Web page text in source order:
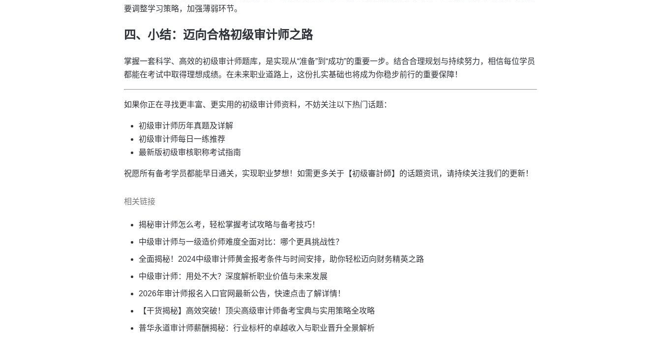
要调整学习策略，加强薄弱环节。
四、小结：迈向合格初级审计师之路
掌握一套科学、高效的初级审计师题库，是实现从“准备”到“成功”的重要一步。结合合理规划与持续努力，相信每位学员
都能在考试中取得理想成绩。在未来职业道路上，这份扎实基础也将成为你稳步前行的重要保障！
如果你正在寻找更丰富、更实用的初级审计师资料，不妨关注以下热门话题：
初级审计师历年真题及详解
初级审计师每日一练推荐
最新版初级审核职称考试指南
祝愿所有备考学员都能早日通关，实现职业梦想！如需更多关于【初级審計師】的话題资讯，请持续关注我们的更新！
相关链接
揭秘审计师怎么考，轻松掌握考试攻略与备考技巧！
中级审计师与一级造价师难度全面对比：哪个更具挑战性？
全面揭秘！2024中级审计师黄金报考条件与时间安排，助你轻松迈向财务精英之路
中级审计师：用处不大？深度解析职业价值与未来发展
2026年审计师报名入口官网最新公告，快速点击了解详情！
【干货揭秘】高效突破！顶尖高级审计师备考宝典与实用策略全攻略
普华永道审计师薪酬揭秘：行业标杆的卓越收入与职业晋升全景解析